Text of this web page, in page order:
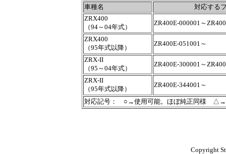
車種名
対応する
ZRX400
（94～04年式）
ZR400E-000001～
ZRX400
（95年式以降）
ZR400E-051001～
ZRX-II
（95～04年式）
ZR400E-300001～
ZRX-II
（95年式以降）
ZR400E-344001～
対応記号： ○→使用可能。ほぼ純正同様 △→
Copyright